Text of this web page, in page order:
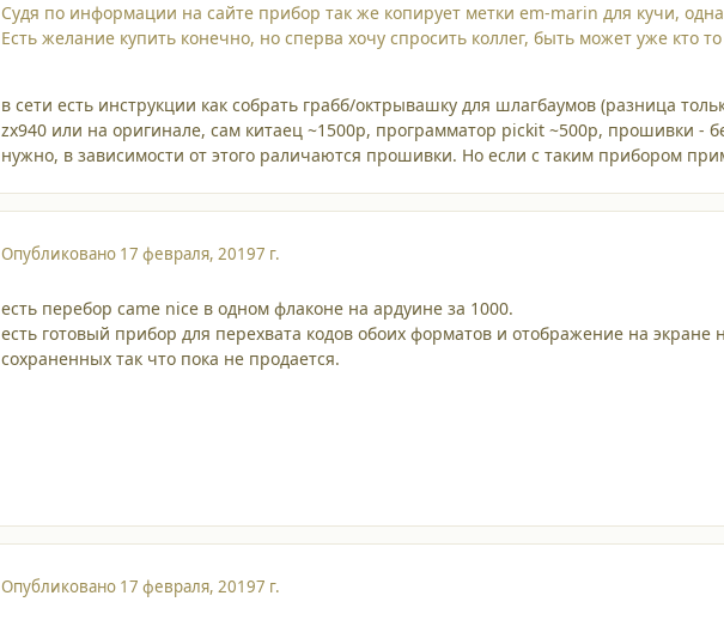
Судя по информации на сайте прибор так же копирует метки em-marin для кучи,
Есть желание купить конечно, но сперва хочу спросить коллег, быть может уже кто
в сети есть инструкции как собрать грабб/октрывашку для шлагбаумов (разница
zx940 или на оригинале, сам китаец ~1500р, программатор pickit ~500р, прошивки -
нужно, в зависимости от этого раличаются прошивки. Но если с таким прибором
Опубликовано 17 февраля, 20197 г.
есть перебор came nice в одном флаконе на ардуине за 1000.
есть готовый прибор для перехвата кодов обоих форматов и отображение на
сохраненных так что пока не продается.
Опубликовано 17 февраля, 20197 г.